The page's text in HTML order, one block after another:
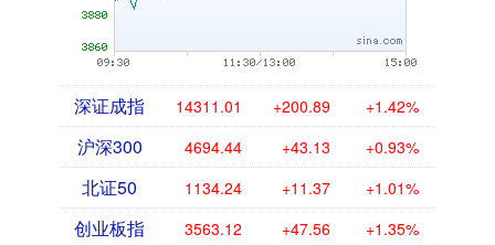
深证成指 14311.01 +200.89 +1.42%
沪深300 4694.44 +43.13 +0.93%
北证50 1134.24 +11.37 +1.01%
创业板指 3563.12 +47.56 +1.35%